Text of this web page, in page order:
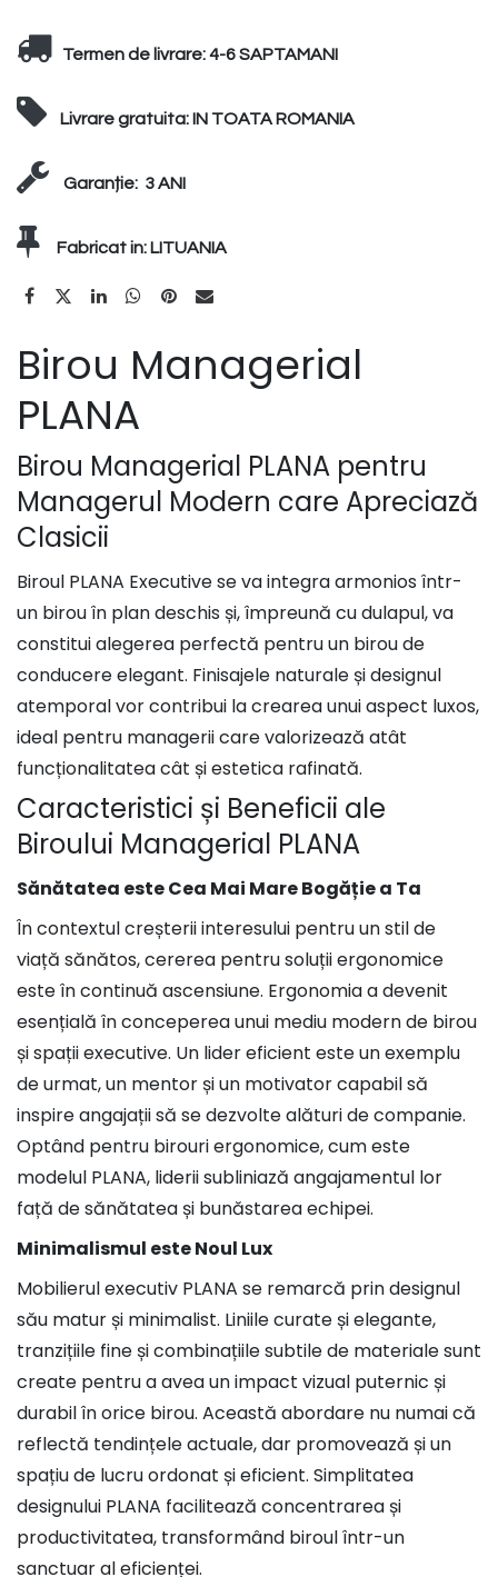
Termen de livrare:4-6 SAPTAMANI
Livrare gratuita:IN TOATA ROMANIA
Garanție: 3 ANI
Fabricat in:LITUANIA
Birou Managerial
PLANA
Birou Managerial PLANA pentru
Managerul Modern care Apreciază
Clasicii​
Biroul PLANA Executive se va integra armonios într-
un birou în plan deschis și, împreună cu dulapul, va
constitui alegerea perfectă pentru un birou de
conducere elegant. Finisajele naturale și designul
atemporal vor contribui la crearea unui aspect luxos,
ideal pentru managerii care valorizează atât
funcționalitatea cât și estetica rafinată.
Caracteristici și Beneficii ale
Biroului Managerial PLANA
Sănătatea este Cea Mai Mare Bogăție a Ta
În contextul creșterii interesului pentru un stil de
viață sănătos, cererea pentru soluții ergonomice
este în continuă ascensiune. Ergonomia a devenit
esențială în conceperea unui mediu modern de birou
și spații executive. Un lider eficient este un exemplu
de urmat, un mentor și un motivator capabil să
inspire angajații să se dezvolte alături de companie.
Optând pentru birouri ergonomice, cum este
modelul PLANA, liderii subliniază angajamentul lor
față de sănătatea și bunăstarea echipei.
Minimalismul este Noul Lux
Mobilierul executiv PLANA se remarcă prin designul
său matur și minimalist. Liniile curate și elegante,
tranzițiile fine și combinațiile subtile de materiale sunt
create pentru a avea un impact vizual puternic și
durabil în orice birou. Această abordare nu numai că
reflectă tendințele actuale, dar promovează și un
spațiu de lucru ordonat și eficient. Simplitatea
designului PLANA facilitează concentrarea și
productivitatea, transformând biroul într-un
sanctuar al eficienței.